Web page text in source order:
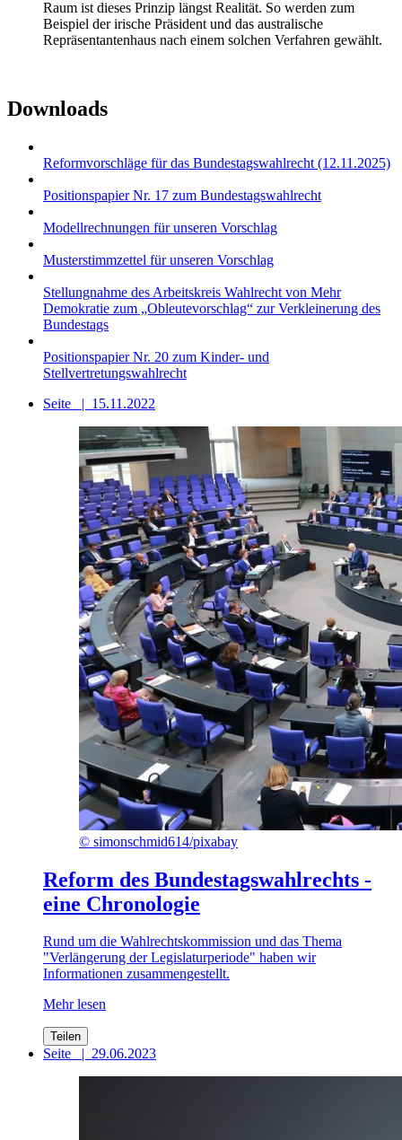
Raum ist dieses Prinzip längst Realität. So werden zum
Beispiel der irische Präsident und das australische
Repräsentantenhaus nach einem solchen Verfahren gewählt.
Downloads
Reformvorschläge für das Bundestagswahlrecht (12.11.2025)
Positionspapier Nr. 17 zum Bundestagswahlrecht
Modellrechnungen für unseren Vorschlag
Musterstimmzettel für unseren Vorschlag
Stellungnahme des Arbeitskreis Wahlrecht von Mehr
Demokratie zum „Obleutevorschlag“ zur Verkleinerung des
Bundestags
Positionspapier Nr. 20 zum Kinder- und
Stellvertretungswahlrecht
Seite
| 15.11.2022
© simonschmid614/pixabay
Reform des Bundestagswahlrechts -
eine Chronologie
Rund um die Wahlrechtskommission und das Thema
"Verlängerung der Legislaturperiode" haben wir
Informationen zusammengestellt.
Mehr lesen
Teilen
Seite | 29.06.2023